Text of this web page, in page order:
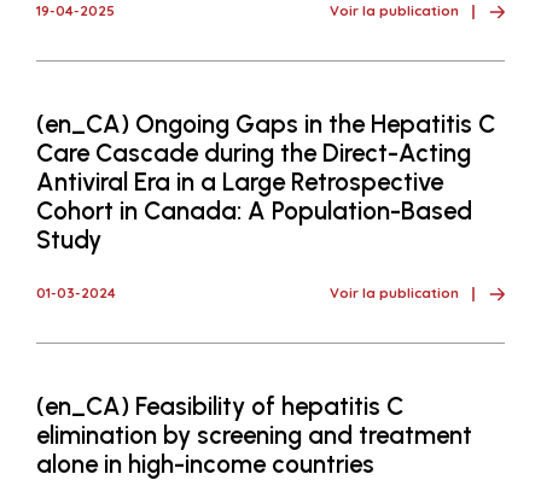
19-04-2025 Voir la publication
(en_CA) Ongoing Gaps in the Hepatitis C
Care Cascade during the Direct-Acting
Antiviral Era in a Large Retrospective
Cohort in Canada: A Population-Based
Study
01-03-2024 Voir la publication
(en_CA) Feasibility of hepatitis C
elimination by screening and treatment
alone in high-income countries